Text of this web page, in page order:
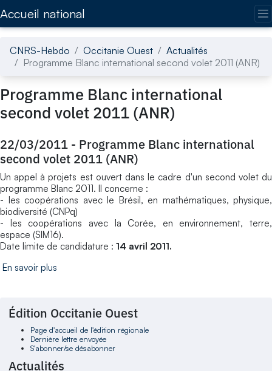
Accueil national
CNRS-Hebdo Occitanie Ouest
Actualités
Programme Blanc international second volet 2011 (ANR)
Programme Blanc international
second volet 2011 (ANR)
22/03/2011 - Programme Blanc international
second volet 2011 (ANR)
Un appel à projets est ouvert dans le cadre d'un second volet du
programme Blanc 2011. Il concerne :
- les coopérations avec le Brésil, en mathématiques, physique,
biodiversité (CNPq)
- les coopérations avec la Corée, en environnement, terre,
espace (SIM16).
Date limite de candidature : 14 avril 2011.
En savoir plus
Édition Occitanie Ouest
Page d'accueil de l'édition régionale
Dernière lettre envoyée
S'abonner/se désabonner
Actualités